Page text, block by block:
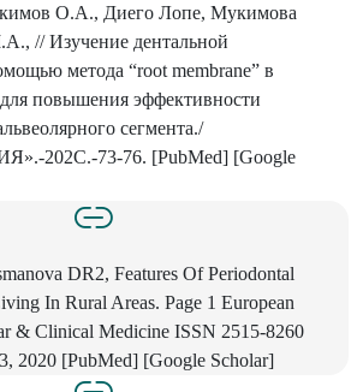
О.А., Диего Лопе, Мукимова
// Изучение дентальной
метода “root membrane” в
повышения эффективности
сегмента./
202С.-73-76. [PubMed] [Google
DR2, Features Of Periodontal
In Rural Areas. Page 1 European
& Clinical Medicine ISSN 2515-8260
2020 [PubMed] [Google Scholar]